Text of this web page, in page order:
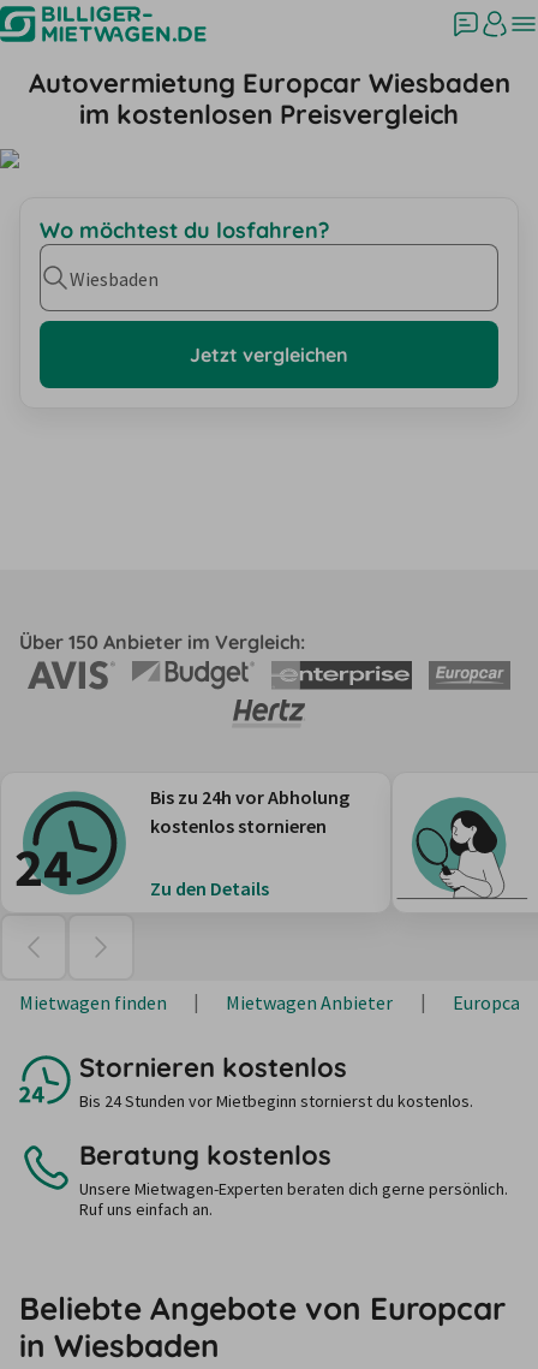
Autovermietung Europcar Wiesbaden
im kostenlosen Preisvergleich
Wo möchtest du losfahren?
Wiesbaden
Jetzt vergleichen
Über 150 Anbieter im Vergleich:
Bis zu 24h vor Abholung
kostenlos stornieren
Zu den Details
Mietwagen finden Mietwagen Anbieter Europcar
Stornieren kostenlos
Bis 24 Stunden vor Mietbeginn stornierst du kostenlos.
Beratung kostenlos
Unsere Mietwagen-Experten beraten dich gerne persönlich.
Ruf uns einfach an.
Beliebte Angebote von Europcar
in Wiesbaden